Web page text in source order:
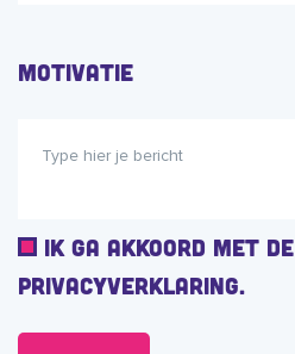
Motivatie
I
k
Ik ga akkoord met de
privacyverklaring.